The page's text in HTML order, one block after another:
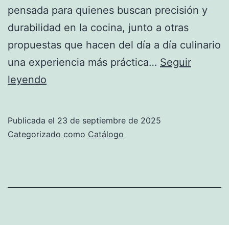
pensada para quienes buscan precisión y
durabilidad en la cocina, junto a otras
propuestas que hacen del día a día culinario
una experiencia más práctica… Seguir
leyendo
presenta
Publicada el 23 de septiembre de 2025
Categorizado como Catálogo